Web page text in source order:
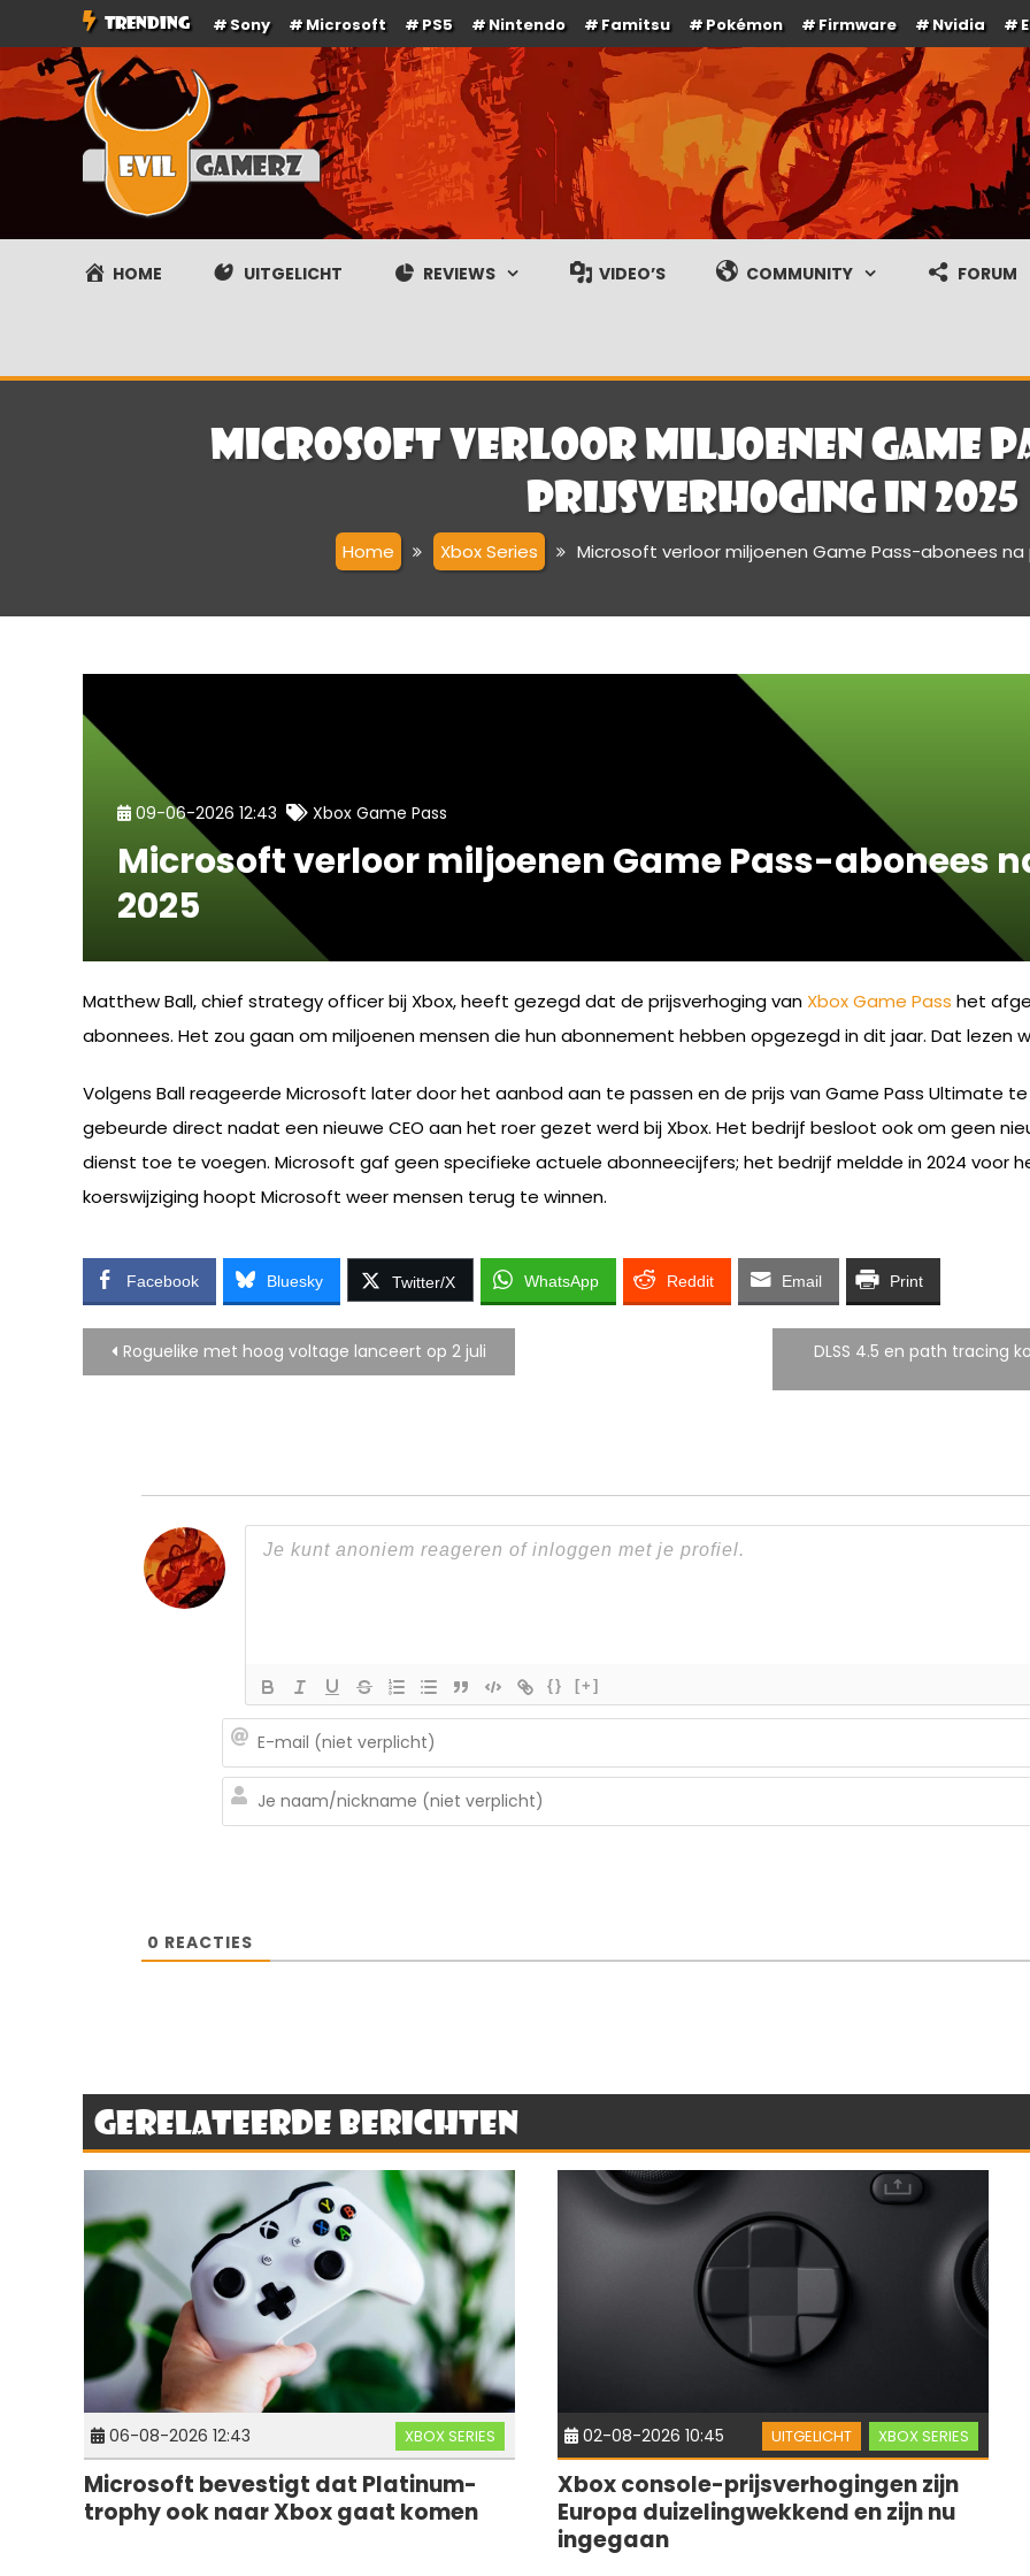
naar
de
TRENDING Sony Microsoft PS5 Nintendo Famitsu Pokémon Firmware Nvidia
Evilgamerz
Het meest interessante game nieuws, reviews, coverage en gameplay streams
HOME UITGELICHT REVIEWS VIDEO’S COMMUNITY FORUM
Microsoft verloor miljoenen Game
prijsverhoging in 2025
Home Xbox Series Microsoft verloor miljoenen Game Pass-abonees na
09-06-2026 12:43 Xbox Game Pass
Microsoft verloor miljoenen Game Pass-abonees
2025
Matthew Ball, chief strategy officer bij Xbox, heeft gezegd dat de prijsverhoging van Xbox Game Pass het
abonnees. Het zou gaan om miljoenen mensen die hun abonnement hebben opgezegd in dit jaar. Dat lezen
Volgens Ball reageerde Microsoft later door het aanbod aan te passen en de prijs van Game Pass Ultimate
gebeurde direct nadat een nieuwe CEO aan het roer gezet werd bij Xbox. Het bedrijf besloot ook om geen
dienst toe te voegen. Microsoft gaf geen specifieke actuele abonneecijfers; het bedrijf meldde in 2024 voor
koerswijziging hoopt Microsoft weer mensen terug te winnen.
Facebook Bluesky Twitter/X WhatsApp Reddit Email Print
Bericht
Roguelike met hoog voltage lanceert op 2 juli DLSS 4.5 en path tracing
{} [+]
0 REACTIES
Gerelateerde berichten
06-08-2026 12:43 XBOX SERIES
Microsoft bevestigt dat Platinum-
trophy ook naar Xbox gaat komen
02-08-2026 10:45 UITGELICHT XBOX SERIES
Xbox console-prijsverhogingen zijn
Europa duizelingwekkend en zijn nu
ingegaan